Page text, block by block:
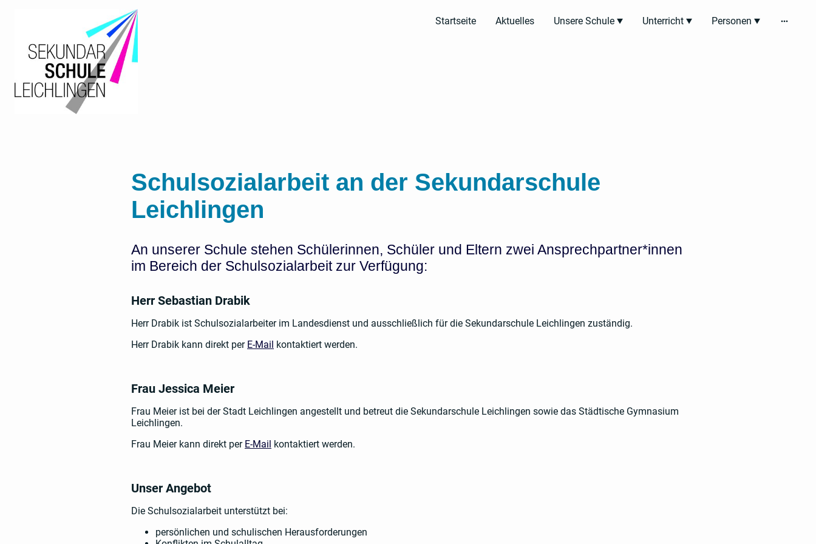
Startseite Aktuelles Unsere Schule Unterricht Personen
Schulsozialarbeit an der Sekundarschule
Leichlingen
An unserer Schule stehen Schülerinnen, Schüler und Eltern zwei Ansprechpartner*innen
im Bereich der Schulsozialarbeit zur Verfügung:
Herr Sebastian Drabik
Herr Drabik ist Schulsozialarbeiter im Landesdienst und ausschließlich für die Sekundarschule Leichlingen zuständig.
Herr Drabik kann direkt per E-Mail kontaktiert werden.
Frau Jessica Meier
Frau Meier ist bei der Stadt Leichlingen angestellt und betreut die Sekundarschule Leichlingen sowie das Städtische Gymnasium
Leichlingen.
Frau Meier kann direkt per E-Mail kontaktiert werden.
Unser Angebot
Die Schulsozialarbeit unterstützt bei:
persönlichen und schulischen Herausforderungen